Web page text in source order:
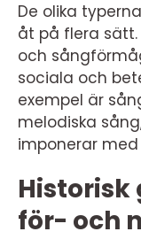
De olika
åt på flera
och
sociala och
exempel är
melodiska
imponerar
för- och